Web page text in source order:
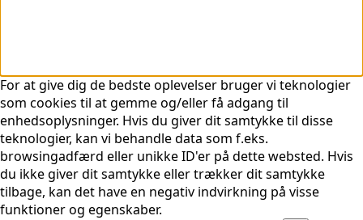
For at give dig de bedste oplevelser bruger vi teknologier
som cookies til at gemme og/eller få adgang til
enhedsoplysninger. Hvis du giver dit samtykke til disse
teknologier, kan vi behandle data som f.eks.
browsingadfærd eller unikke ID'er på dette websted. Hvis
du ikke giver dit samtykke eller trækker dit samtykke
tilbage, kan det have en negativ indvirkning på visse
funktioner og egenskaber.